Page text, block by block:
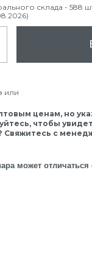
склада - 588
или
ценам, но
чтобы
Свяжитесь с
может отличаться